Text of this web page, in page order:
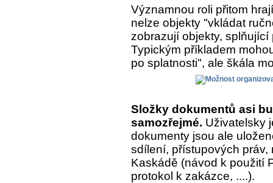
Významnou roli přitom
nelze objekty "vkládat
zobrazují objekty,
Typickým příkladem
po splatnosti", ale škála
Složky dokumentů asi
samozřejmé. Uživatelsky
dokumenty jsou ale
sdílení, přístupových
Kaskádě (návod k použití
protokol k zakázce, ....).